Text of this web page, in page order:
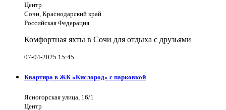
Центр
Сочи, Краснодарский край
Российская Федерация
Комфортная яхты в Сочи для отдыха с друзьями
07-04-2025 15:45
Квартира в ЖК «Кислород» с парковкой
Ясногорская улица, 16/1
Центр